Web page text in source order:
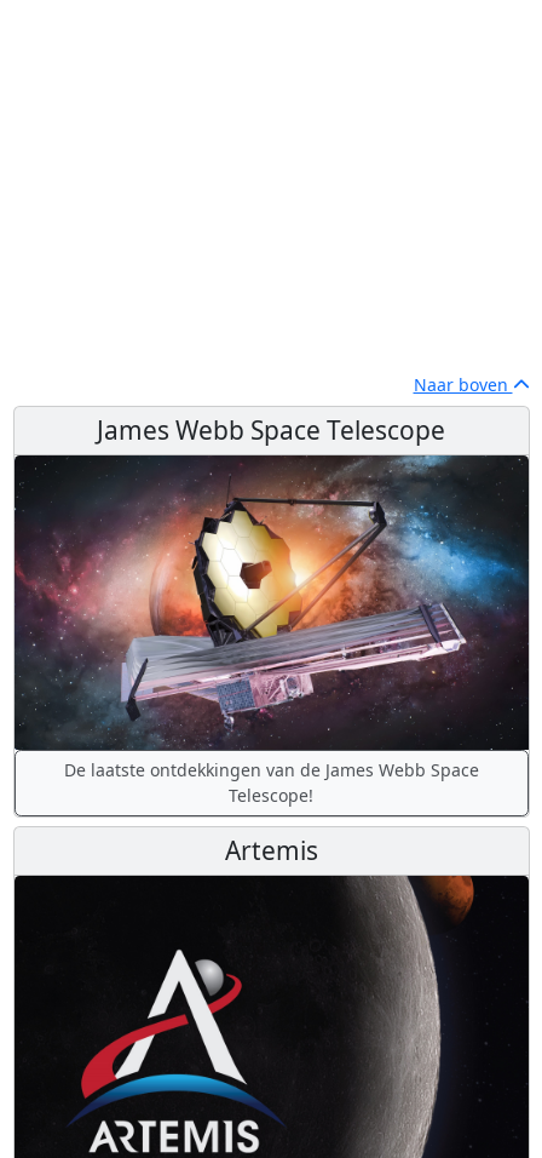
Naar boven
James Webb Space Telescope
De laatste ontdekkingen van de James Webb Space
Telescope!
Artemis